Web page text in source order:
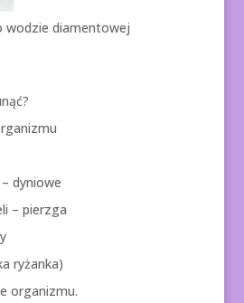
wodzie diamentowej
dyniowe
– pierzga
ryżanka)
organizmu.